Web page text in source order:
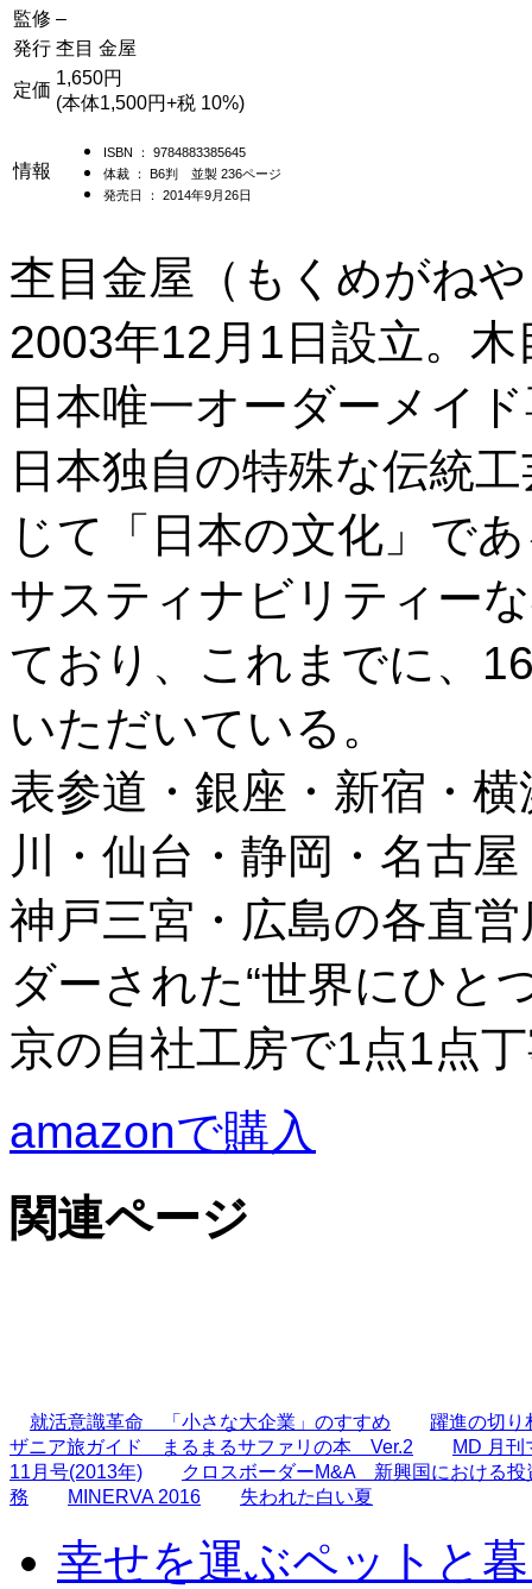
監修 –
発行 杢目 金屋
定価
1,650円
(本体1,500円+税 10%)
情報
ISBN ： 9784883385645
体裁 ： B6判 並製 236ページ
発売日 ： 2014年9月26日
杢目金屋（もくめがね
2003年12月1日設立。
日本唯一オーダーメイ
日本独自の特殊な伝統
じて「日本の文化」で
サスティナビリティー
ており、これまでに、
いただいている。
表参道・銀座・新宿・
川・仙台・静岡・名古
神戸三宮・広島の各直
ダーされた“世界にひと
京の自社工房で1点1点
amazonで購入
関連ページ
就活意識革命 「小さな大企業」のすすめ
躍進の切り
ザニア旅ガイド まるまるサファリの本 Ver.2
MD 月刊
11月号(2013年)
クロスボーダーM&A 新興国における投
務
MINERVA 2016 失われた白い夏
幸せを運ぶペットと